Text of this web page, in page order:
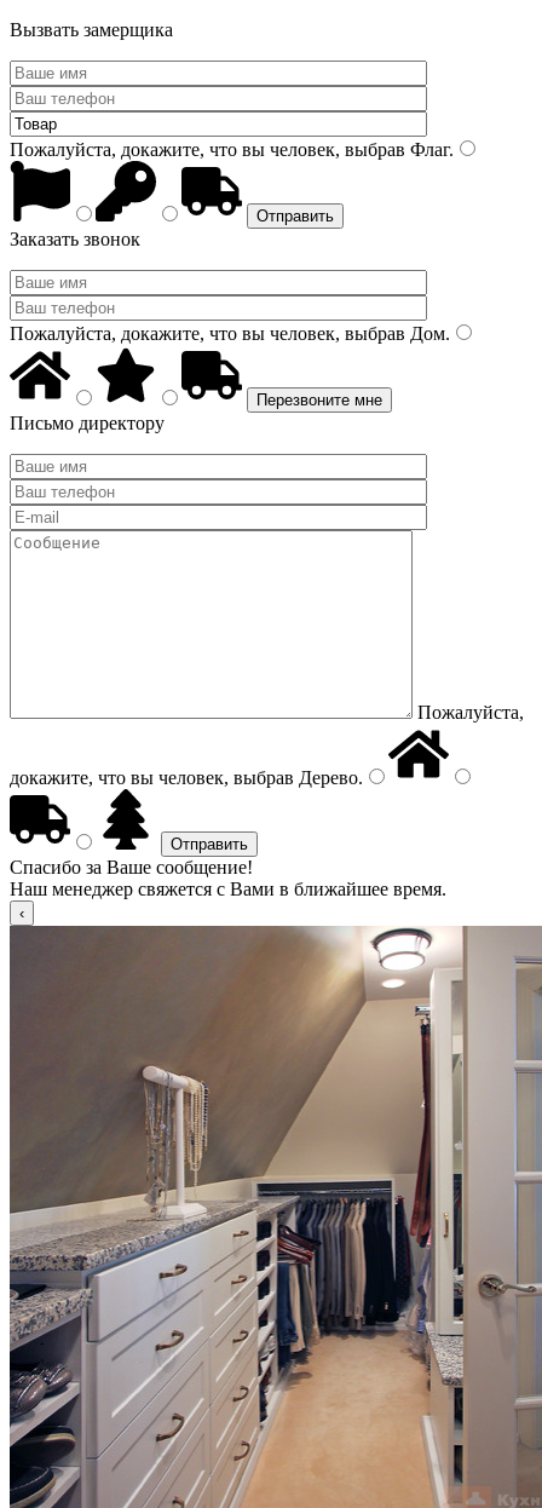
Вызвать замерщика
Пожалуйста, докажите, что вы человек, выбрав Флаг.
Заказать звонок
Пожалуйста, докажите, что вы человек, выбрав Дом.
Письмо директору
Пожалуйста,
докажите, что вы человек, выбрав Дерево.
Спасибо за Ваше сообщение!
Наш менеджер свяжется с Вами в ближайшее время.